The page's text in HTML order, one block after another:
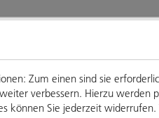
Zum einen sind sie
verbessern. Hierzu werden
können Sie jederzeit